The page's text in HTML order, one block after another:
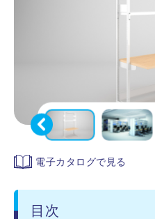
電子カタログで見る
目次